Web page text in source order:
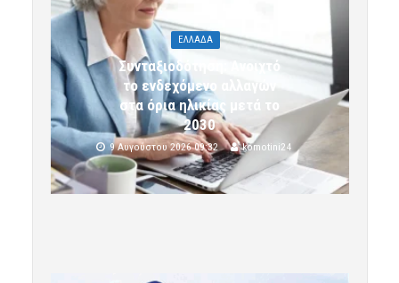
ΕΛΛΑΔΑ
Συνταξιοδότηση: Ανοιχτό
το ενδεχόμενο αλλαγών
στα όρια ηλικίας μετά το
2030
9 Αυγούστου 2026 09:32 komotini24